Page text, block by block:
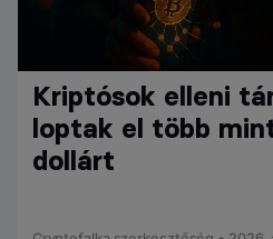
Kriptósok elleni
loptak el több
dollárt